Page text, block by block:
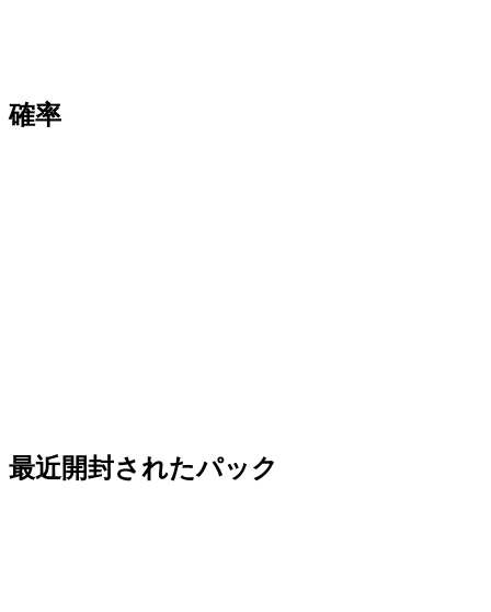
確率
最近開封されたパック